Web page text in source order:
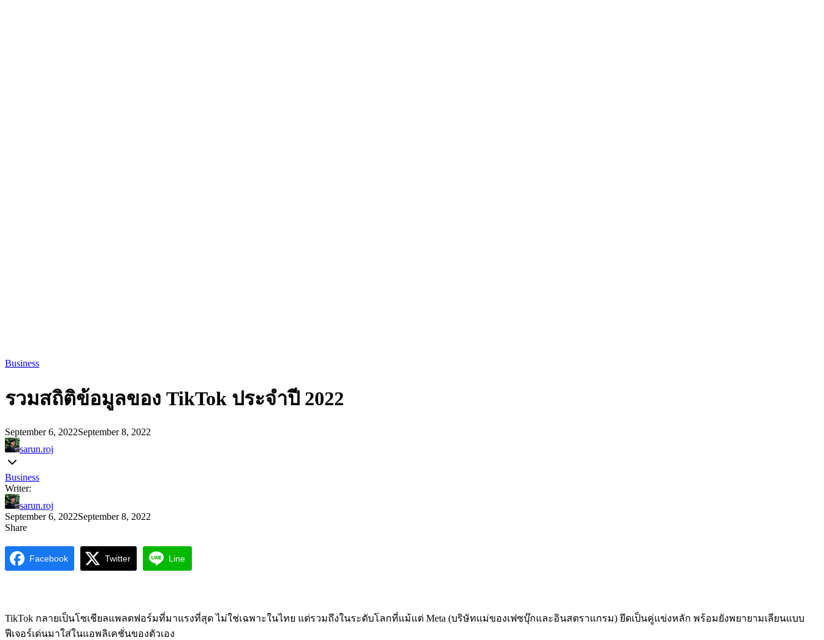
Business
รวมสถิติข้อมูลของ TikTok ประจำปี 2022
September 6, 2022September 8, 2022
sarun.roj
Business
Writer:
sarun.roj
September 6, 2022September 8, 2022
Share
Facebook Twitter Line
TikTok กลายเป็นโซเชียลแพลตฟอร์มที่มาแรงที่สุด ไม่ใช่เฉพาะในไทย แต่รวมถึงในระดับโลกที่แม้แต่ Meta (บริษัทแม่ของเฟซบุ๊กและอินสตราแกรม) ยึดเป็นคู่แข่งหลัก พร้อมยังพยายามเลียนแบบ
ฟีเจอร์เด่นมาใส่ในแอพลิเคชั่นของตัวเอง